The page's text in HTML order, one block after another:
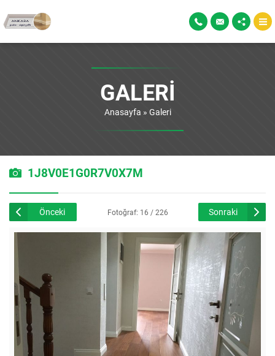
GALERI
Anasayfa » Galeri
1J8V0E1G0R7V0X7M
Önceki Fotoğraf: 16 / 226 Sonraki